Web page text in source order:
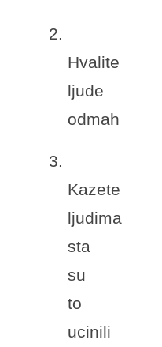
2.
Hvalite
ljude
odmah
3.
Kazete
ljudima
sta
su
to
ucinili